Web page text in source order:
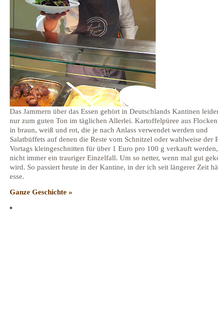
Das Jammern über das Essen gehört in Deutschlands Kantinen
nur zum guten Ton im täglichen Allerlei. Kartoffelpüree aus
in braun, weiß und rot, die je nach Anlass verwendet werden und
Salatbüffets auf denen die Reste vom Schnitzel oder wahlweise der
Vortags kleingeschnitten für über 1 Euro pro 100 g verkauft
nicht immer ein trauriger Einzelfall. Um so netter, wenn mal gut
wird. So passiert heute in der Kantine, in der ich seit längerer Zeit
esse.
Ganze Geschichte »